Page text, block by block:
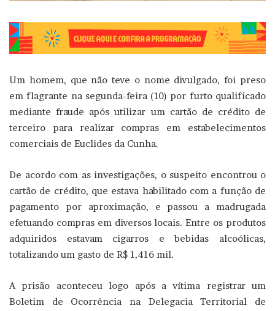
Um homem, que não teve o nome divulgado, foi preso
em flagrante na segunda-feira (10) por furto qualificado
mediante fraude após utilizar um cartão de crédito de
terceiro para realizar compras em estabelecimentos
comerciais de Euclides da Cunha.
De acordo com as investigações, o suspeito encontrou o
cartão de crédito, que estava habilitado com a função de
pagamento por aproximação, e passou a madrugada
efetuando compras em diversos locais. Entre os produtos
adquiridos estavam cigarros e bebidas alcoólicas,
totalizando um gasto de R$ 1,416 mil.
A prisão aconteceu logo após a vítima registrar um
Boletim de Ocorrência na Delegacia Territorial de